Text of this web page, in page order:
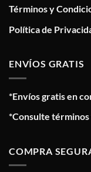
Términos y
Política de
ENVÍOS GRATIS
*Envíos gratis en
*Consulte
COMPRA